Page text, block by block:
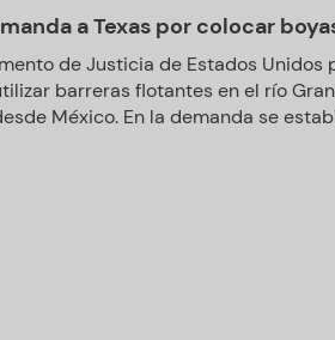
a Texas por colocar
de Justicia de Estados
barreras flotantes en el río
México. En la demanda se